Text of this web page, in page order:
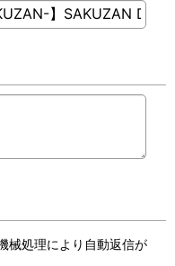
械処理により自動返信が